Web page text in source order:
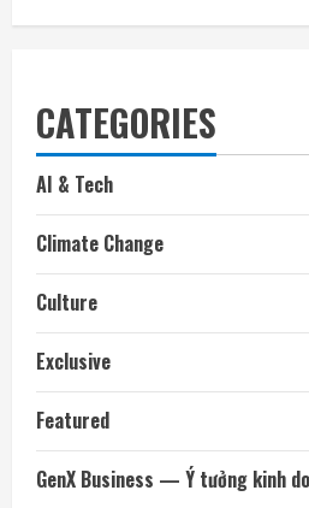
CATEGORIES
AI & Tech
Climate Change
Culture
Exclusive
Featured
GenX Business — Ý tưởng kinh